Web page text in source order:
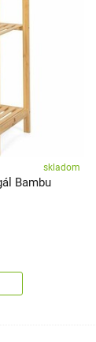
skladom
Bambu